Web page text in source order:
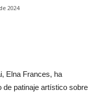
2024
Elna Frances, ha
de patinaje artístico sobre